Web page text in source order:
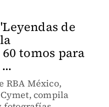
de
tomos para
RBA México,
compila